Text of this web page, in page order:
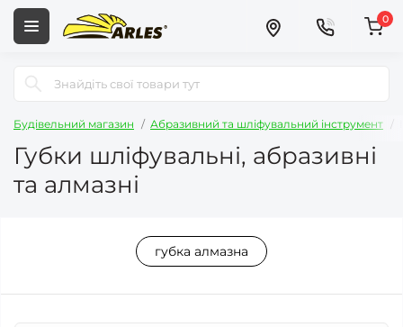
0
Будівельний магазин Абразивний та шліфувальний інструмент
Губки шліфувальні, абразивні
та алмазні
губка алмазна